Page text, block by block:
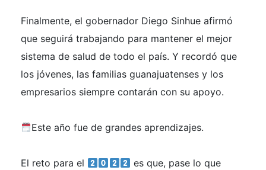
Finalmente, el gobernador Diego Sinhue afirmó
que seguirá trabajando para mantener el mejor
sistema de salud de todo el país. Y recordó que
los jóvenes, las familias guanajuatenses y los
empresarios siempre contarán con su apoyo.
Este año fue de grandes aprendizajes.
El reto para el
es que, pase lo que